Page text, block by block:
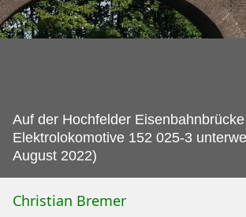
Auf der Hochfelder
Elektrolokomotive 152 025-3
August 2022)
Christian Bremer